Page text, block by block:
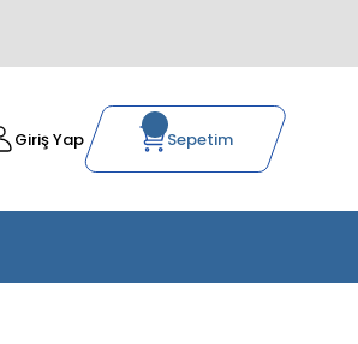
Giriş Yap Sepetim